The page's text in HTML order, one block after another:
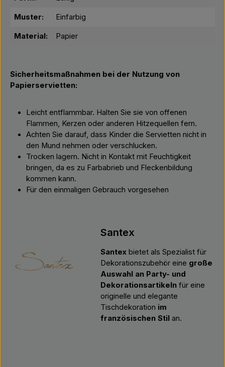
Muster: Einfarbig
Material: Papier
Sicherheitsmaßnahmen bei der Nutzung von
Papierservietten:
Leicht entflammbar. Halten Sie sie von offenen
Flammen, Kerzen oder anderen Hitzequellen fern.
Achten Sie darauf, dass Kinder die Servietten nicht in
den Mund nehmen oder verschlucken.
Trocken lagern. Nicht in Kontakt mit Feuchtigkeit
bringen, da es zu Farbabrieb und Fleckenbildung
kommen kann.
Für den einmaligen Gebrauch vorgesehen
Santex
Santex bietet als Spezialist für
Dekorationszubehör eine große
Auswahl an Party- und
Dekorationsartikeln für eine
originelle und elegante
Tischdekoration im
französischen Stil an.